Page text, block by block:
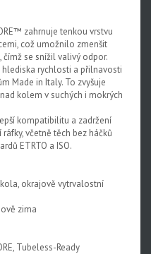
zahrnuje tenkou vrstvu
což umožnilo zmenšit
se snížil valivý odpor.
hlediska rychlosti a přilnavosti
Made in Italy. To zvyšuje
kolem v suchých i mokrých
kompatibilitu a zadržení
včetně těch bez háčků
ETRTO a ISO.
okrajově vytrvalostní
zima
Tubeless-Ready